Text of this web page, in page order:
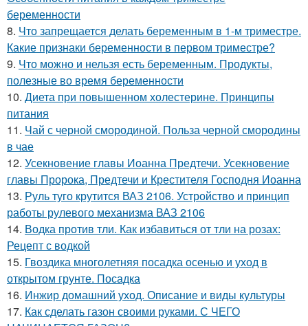
беременности
8. Что запрещается делать беременным в 1-м триместре.
Какие признаки беременности в первом триместре?
9. Что можно и нельзя есть беременным. Продукты,
полезные во время беременности
10. Диета при повышенном холестерине. Принципы
питания
11. Чай с черной смородиной. Польза черной смородины
в чае
12. Усекновение главы Иоанна Предтечи. Усекновение
главы Пророка, Предтечи и Крестителя Господня Иоанна
13. Руль туго крутится ВАЗ 2106. Устройство и принцип
работы рулевого механизма ВАЗ 2106
14. Водка против тли. Как избавиться от тли на розах:
Рецепт с водкой
15. Гвоздика многолетняя посадка осенью и уход в
открытом грунте. Посадка
16. Инжир домашний уход. Описание и виды культуры
17. Как сделать газон своими руками. С ЧЕГО